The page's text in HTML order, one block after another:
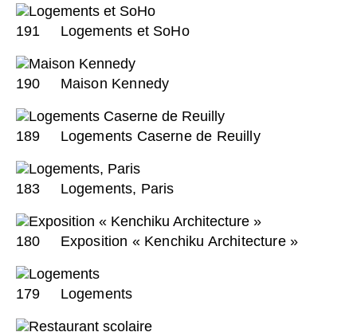
191 Logements et SoHo
190 Maison Kennedy
189 Logements Caserne de Reuilly
183 Logements, Paris
180 Exposition « Kenchiku Architecture »
179 Logements